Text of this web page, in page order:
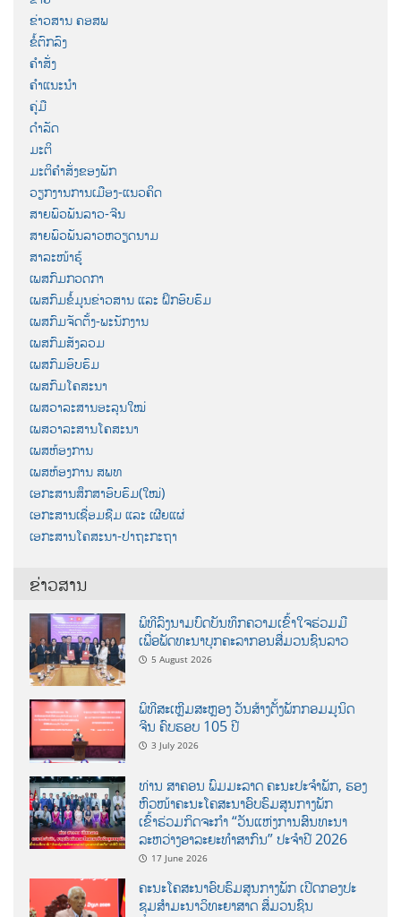
ຂ່າວສານ ຄອສພ
ຂໍ້ຕົກລົງ
ຄຳສັ່ງ
ຄຳແນະນຳ
ຄູ່ມື
ດຳລັດ
ມະຕິ
ມະຕິຄຳສັ່ງຂອງພັກ
ວຽກງານການເມືອງ-ແນວຄິດ
ສາຍພົວພັນລາວ-ຈີນ
ສາຍພົວພັນລາວຫວຽດນາມ
ສາລະໜ້າຮູ້
ເພສກົມກວດກາ
ເພສກົມຂໍ້ມູນຂ່າວສານ ແລະ ຝຶກອົບຮົມ
ເພສກົມຈັດຕັ້ງ-ພະນັກງານ
ເພສກົມສັງລວມ
ເພສກົມອົບຮົມ
ເພສກົມໂຄສະນາ
ເພສວາລະສານອະລຸນໃໝ່
ເພສວາລະສານໂຄສະນາ
ເພສຫ້ອງການ
ເພສຫ້ອງການ ສພທ
ເອກະສານສຶກສາອົບຮົມ(ໃໝ່)
ເອກະສານເຊື່ອມຊືມ ແລະ ເຜີຍແຜ່
ເອກະສານໂຄສະນາ-ປາຖະກະຖາ
ຂ່າວສານ
ພິທີລົງນາມບົດບັນທຶກຄວາມເຂົ້າໃຈຮ່ວມມື
ເພື່ອພັດທະນາບຸກຄະລາກອນສື່ມວນຊົນລາວ
5 August 2026
ພິທີສະເຫຼີມສະຫຼອງ ວັນສ້າງຕັ້ງພັກກອມມູນິດ
ຈີນ ຄົບຮອບ 105 ປີ
3 July 2026
ທ່ານ ສາຄອນ ພົມມະລາດ ຄະນະປະຈໍາພັກ, ຮອງ
ຫົວໜ້າຄະນະໂຄສະນາອົບຮົມສູນກາງພັກ
ເຂົ້າຮ່ວມກິດຈະກຳ “ວັນແຫ່ງການສົນທະນາ
ລະຫວ່າງອາລະຍະທຳສາກົນ” ປະຈຳປີ 2026
17 June 2026
ຄະນະໂຄສະນາອົບຮົມສູນກາງພັກ ເປີດກອງປະ
ຊຸມສຳມະນາວິທະຍາສາດ ສຶ່ມວນຊົນ